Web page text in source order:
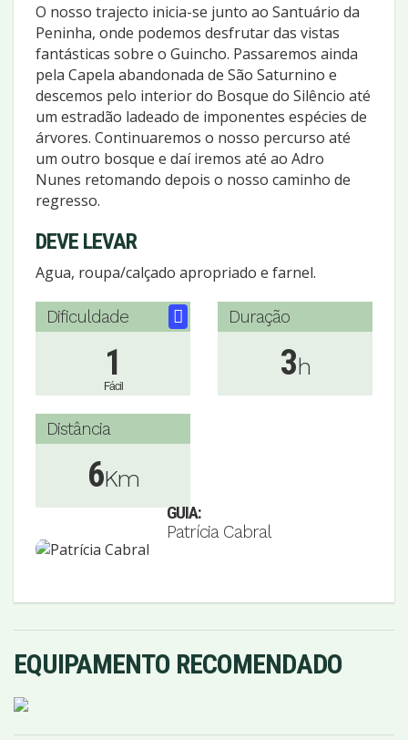
O nosso trajecto inicia-se junto ao Santuário da
Peninha, onde podemos desfrutar das vistas
fantásticas sobre o Guincho. Passaremos ainda
pela Capela abandonada de São Saturnino e
descemos pelo interior do Bosque do Silêncio até
um estradão ladeado de imponentes espécies de
árvores. Continuaremos o nosso percurso até
um outro bosque e daí iremos até ao Adro
Nunes retomando depois o nosso caminho de
regresso.
DEVE LEVAR
Agua, roupa/calçado apropriado e farnel.
Dificuldade
1
Fácil
Duração
3h
Distância
6Km
GUIA:
Patrícia Cabral
EQUIPAMENTO RECOMENDADO